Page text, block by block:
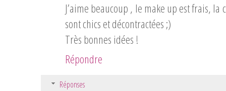
J’aime beaucoup , le make up est frais,
sont chics et décontractées ;)
Très bonnes idées !
Répondre
Réponses